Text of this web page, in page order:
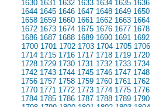
1630 1631 1632 1633 1634 1635 1636
1644 1645 1646 1647 1648 1649 1650
1658 1659 1660 1661 1662 1663 1664
1672 1673 1674 1675 1676 1677 1678
1686 1687 1688 1689 1690 1691 1692
1700 1701 1702 1703 1704 1705 1706
1714 1715 1716 1717 1718 1719 1720
1728 1729 1730 1731 1732 1733 1734
1742 1743 1744 1745 1746 1747 1748
1756 1757 1758 1759 1760 1761 1762
1770 1771 1772 1773 1774 1775 1776
1784 1785 1786 1787 1788 1789 1790